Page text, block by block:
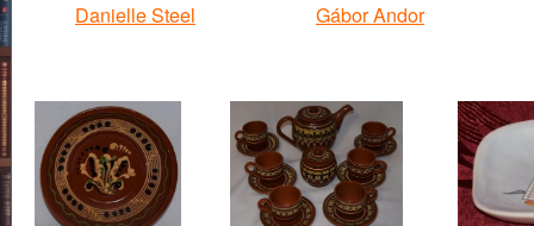
Danielle Steel
Gábor Andor